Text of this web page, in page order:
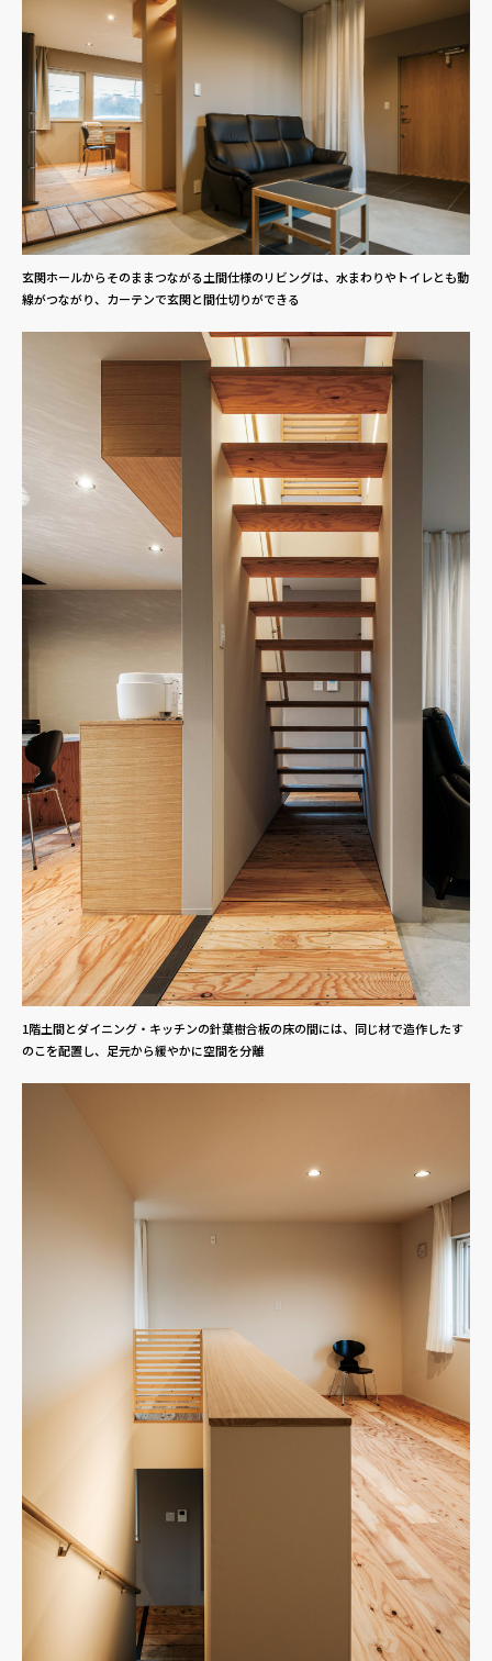
玄関ホールからそのままつながる土間仕様のリビングは、水まわりやトイレとも動
線がつながり、カーテンで玄関と間仕切りができる
1階土間とダイニング・キッチンの針葉樹合板の床の間には、同じ材で造作したす
のこを配置し、足元から緩やかに空間を分離